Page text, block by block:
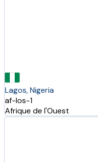
Lagos, Nigeria
af-los-1
Afrique de l'Ouest